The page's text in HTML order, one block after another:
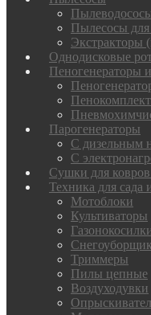
Пылесосы для
Экстракторы
Однодисковые
Пеногенераторы
Парогенераторы
С дизельным
С
Сушки для
Техника для сада
Мотоблоки
Культиваторы
Триммеры
Пилы цепные
Воздуходувки